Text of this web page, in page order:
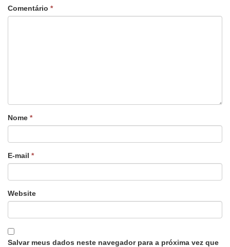
Comentário *
Nome *
E-mail *
Website
Salvar meus dados neste navegador para a próxima vez que